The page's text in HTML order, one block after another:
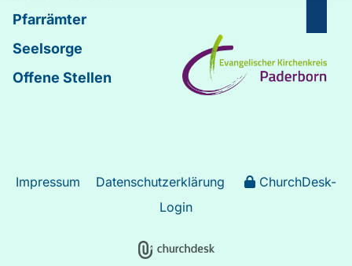
Pfarrämter
Seelsorge
Offene Stellen
Impressum Datenschutzerklärung
ChurchDesk-
Login